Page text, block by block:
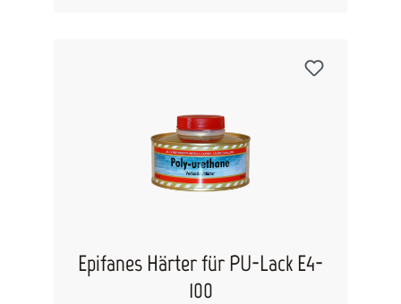
Salzwasserrevieren. Geeignet zur Überarbeitung
Lackierungen, egal welcher Marke.
Verdünner:Pinsel: Epifanes Farbverdünner /
Spritze: Epifanes 1-K Spritzverdünner
Überstreichbarkeit:Nach 24 Stunden bei 18°C.
Ergiebigkeit:1000ml auf 14 m2 = 40 µm
Trockenschichtdicke
Epifanes Härter für PU-Lack E4-
100